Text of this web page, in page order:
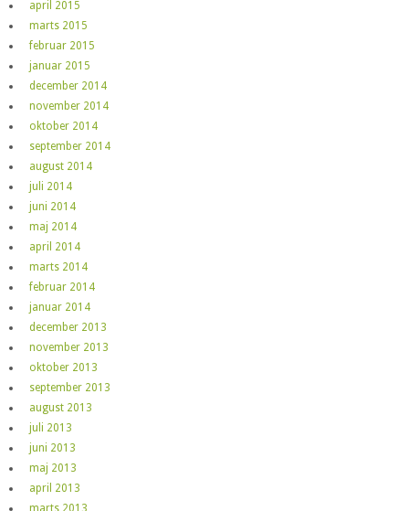
april 2015
marts 2015
februar 2015
januar 2015
december 2014
november 2014
oktober 2014
september 2014
august 2014
juli 2014
juni 2014
maj 2014
april 2014
marts 2014
februar 2014
januar 2014
december 2013
november 2013
oktober 2013
september 2013
august 2013
juli 2013
juni 2013
maj 2013
april 2013